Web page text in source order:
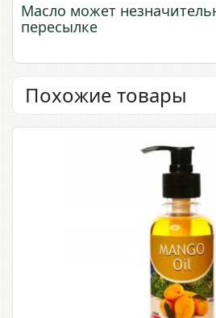
Масло может
пересылке
Похожие товары